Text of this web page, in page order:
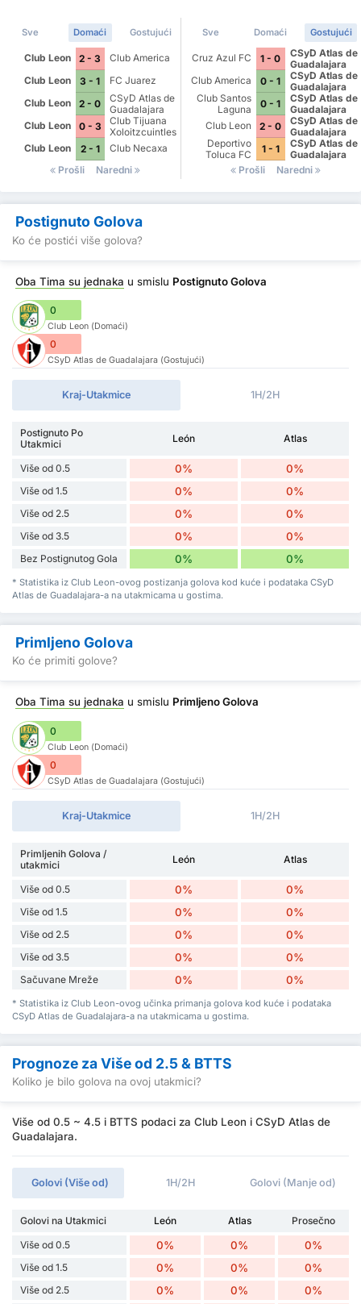
Sve Domaći Gostujući
Club Leon 2 - 3
Club America
Club Leon
3 - 1
FC Juarez
Club Leon
2 - 0
CSyD Atlas de
Guadalajara
Club Leon
0 - 3
Club Tijuana
Xoloitzcuintles
de Caliente
Club Leon 2 - 1
Club Necaxa
Prošli
Naredni
Sve Domaći Gostujući
Cruz Azul FC 1 - 0
CSyD Atlas de
Guadalajara
Club America
0 - 1
CSyD Atlas de
Guadalajara
Club Santos
Laguna
0 - 1
CSyD Atlas de
Guadalajara
Club Leon
2 - 0
CSyD Atlas de
Guadalajara
Deportivo
Toluca FC
1 - 1
CSyD Atlas de
Guadalajara
Prošli
Naredni
Postignuto Golova
Ko će postići više golova?
Oba Tima su jednaka u smislu Postignuto Golova
0
Club Leon (Domaći)
0
CSyD Atlas de Guadalajara (Gostujući)
Kraj-Utakmice 1H/2H
Postignuto Po
Utakmici
León Atlas
Više od 0.5 0% 0%
Više od 1.5 0% 0%
Više od 2.5 0% 0%
Više od 3.5 0% 0%
Bez Postignutog Gola 0% 0%
* Statistika iz Club Leon-ovog postizanja golova kod kuće i podataka CSyD
Atlas de Guadalajara-a na utakmicama u gostima.
Primljeno Golova
Ko će primiti golove?
Oba Tima su jednaka u smislu Primljeno Golova
0
Club Leon (Domaći)
0
CSyD Atlas de Guadalajara (Gostujući)
Kraj-Utakmice 1H/2H
Primljenih Golova /
utakmici
León Atlas
Više od 0.5 0% 0%
Više od 1.5 0% 0%
Više od 2.5 0% 0%
Više od 3.5 0% 0%
Sačuvane Mreže 0% 0%
* Statistika iz Club Leon-ovog učinka primanja golova kod kuće i podataka
CSyD Atlas de Guadalajara-a na utakmicama u gostima.
Prognoze za Više od 2.5 & BTTS
Koliko je bilo golova na ovoj utakmici?
Više od 0.5 ~ 4.5 i BTTS podaci za Club Leon i CSyD Atlas de
Guadalajara.
Golovi (Više od) 1H/2H Golovi (Manje od)
Golovi na Utakmici León Atlas
Prosečno
Više od 0.5
0% 0% 0%
Više od 1.5 0% 0% 0%
Više od 2.5 0% 0% 0%